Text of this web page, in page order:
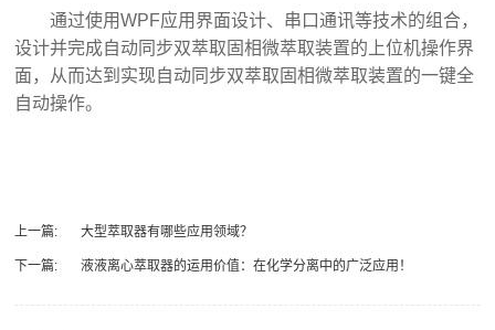
通过使用WPF应用界面设计、串口通讯等技术的组合，
设计并完成自动同步双萃取固相微萃取装置的上位机操作界
面，从而达到实现自动同步双萃取固相微萃取装置的一键全
自动操作。
上一篇: 大型萃取器有哪些应用领域？
下一篇: 液液离心萃取器的运用价值：在化学分离中的广泛应用！